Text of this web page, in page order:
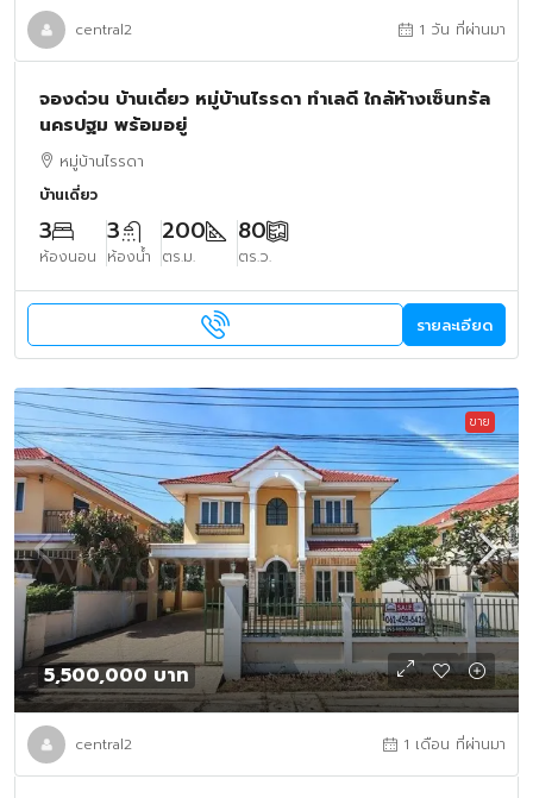
central2 1 วัน ที่ผ่านมา
จองด่วน บ้านเดี่ยว หมู่บ้านไรรดา ทำเลดี ใกล้ห้างเซ็นทรัล
นครปฐม พร้อมอยู่
หมู่บ้านไรรดา
บ้านเดี่ยว
3
ห้องนอน
3
ห้องน้ำ
200
ตร.ม.
80
ตร.ว.
รายละเอียด
ขาย
5,500,000 บาท
central2 1 เดือน ที่ผ่านมา